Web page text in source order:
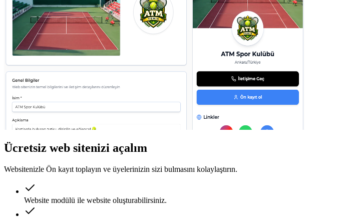
Ücretsiz web sitenizi açalım
Websitenizle Ön kayıt toplayın ve üyelerinizin sizi bulmasını kolaylaştırın.
Website modülü ile website oluşturabilirsiniz.